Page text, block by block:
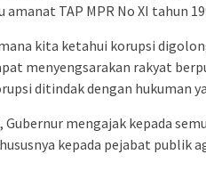
amanat TAP MPR No XI tahun
kita ketahui korupsi
menyengsarakan rakyat
ditindak dengan hukuman
Gubernur mengajak kepada
kepada pejabat publik